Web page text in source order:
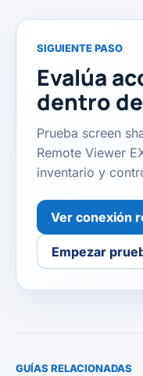
SIGUIENTE PASO
Evalúa
dentro
Prueba screen
Remote Viewer
inventario y
Ver conexión
Empezar
GUÍAS RELACIONADAS